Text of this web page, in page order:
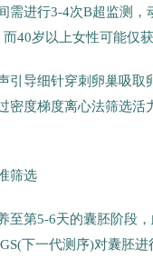
进行3-4次B超监测
40岁以上女性可能仅获
引导细针穿刺卵巢吸
密度梯度离心法筛选
筛选
至第5-6天的囊胚阶段
下一代测序)对囊胚